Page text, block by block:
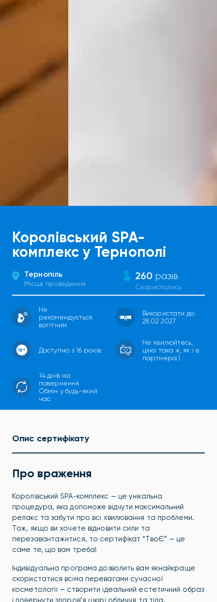
Королівський SPA-
комплекс у Тернополі
Тернопіль
Місце проведення
260 разів
Скористались
Не
рекомендується
вагітним
Використати до
28.02.2027
Доступно з 16 років
Не хвилюйтесь,
ціна така ж, як і в
партнера:)
14 днів на
повернення.
Обмін у будь-який
час
Опис сертифікату
Про враження
Королівський SPA-комплекс — це унікальна
процедура, яка допоможе відчути максимальний
релакс та забути про всі хвилювання та проблеми.
Тож, якщо ви хочете відновити сили та
перезавантажитися, то сертифікат “ТвоЄ” — це
саме те, що вам треба!
Індивідуальна програма дозволить вам якнайкраще
скористатися всіма перевагами сучасної
косметології — створити ідеальний естетичний образ
і повернути здоров’я шкірі обличчя та тіла.